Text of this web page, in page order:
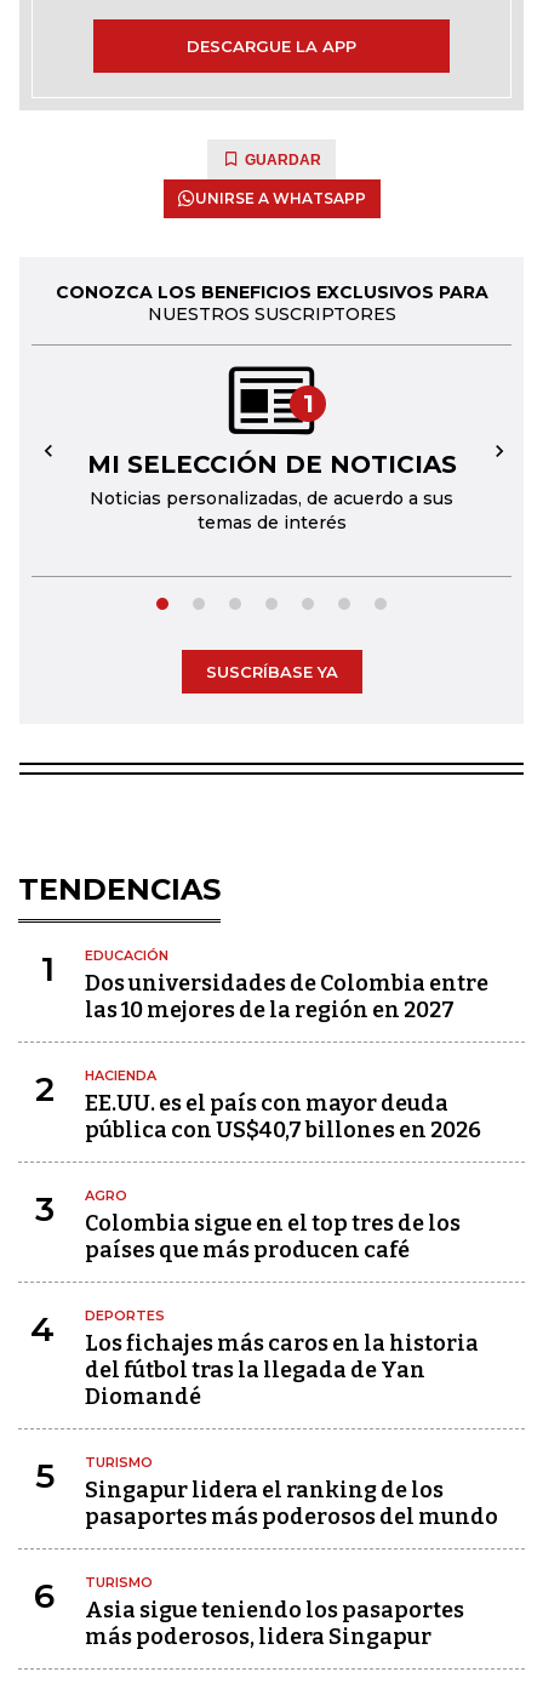
DESCARGUE LA APP
GUARDAR
UNIRSE A WHATSAPP
CONOZCA LOS BENEFICIOS EXCLUSIVOS PARA
NUESTROS SUSCRIPTORES
1
MI SELECCIÓN DE NOTICIAS
Noticias personalizadas, de acuerdo a sus
temas de interés
← →
SUSCRÍBASE YA
TENDENCIAS
1 EDUCACIÓN
Dos universidades de Colombia entre
las 10 mejores de la región en 2027
2 HACIENDA
EE.UU. es el país con mayor deuda
pública con US$40,7 billones en 2026
3 AGRO
Colombia sigue en el top tres de los
países que más producen café
4 DEPORTES
Los fichajes más caros en la historia
del fútbol tras la llegada de Yan
Diomandé
5 TURISMO
Singapur lidera el ranking de los
pasaportes más poderosos del mundo
6 TURISMO
Asia sigue teniendo los pasaportes
más poderosos, lidera Singapur